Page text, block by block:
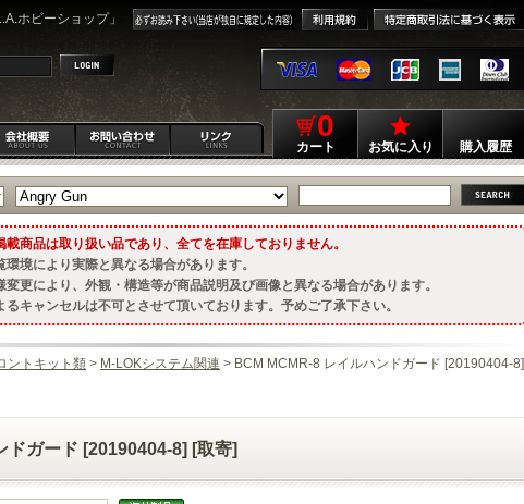
ホビーショップ」
0
カート お気に入り 購入履歴
載商品は取り扱い品であり、全てを在庫しておりません。
環境により実際と異なる場合があります。
変更により、外観・構造等が商品説明及び画像と異なる場合があります。
るキャンセルは不可とさせて頂いております。予めご了承下さい。
ントキット類 > M-LOKシステム関連 > BCM MCMR-8 レイルハンドガード [20190404-8]
ドガード [20190404-8] [取寄]